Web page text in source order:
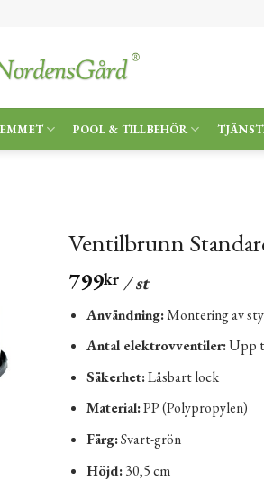
POOL & TILLBEHÖR
Ventilbrunn
799kr/ st
Användning:Montering av
Antal elektrovventiler:Upp
Säkerhet:Låsbart lock
Material:PP (Polypropylen)
Färg:Svart-grön
Höjd:30,5 cm